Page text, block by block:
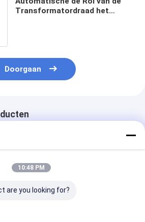
Transformatordraad het
Doorgaan
10:48 PM
are you looking for?